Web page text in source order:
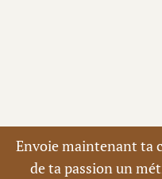
Envoie maintenant ta
de ta passion un